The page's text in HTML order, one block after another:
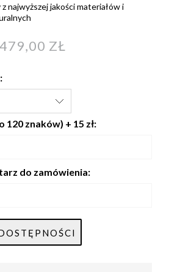
najwyższej jakości materiałów i
479,00 ZŁ
znaków) + 15 zł:
do zamówienia: